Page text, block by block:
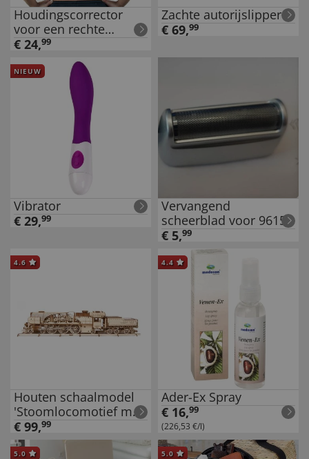
Houdingscorrector
voor een rechte
houding
€ 24,99
Zachte autorijslipper
€ 69,99
NIEUW
Vibrator
€ 29,99
Vervangend
scheerblad voor 96158
€ 5,99
4.6
Houten schaalmodel
'Stoomlocomotief met
tender'
€ 99,99
4.4
Ader-Ex Spray
€ 16,99
(226,53 €/l)
5.0 5.0